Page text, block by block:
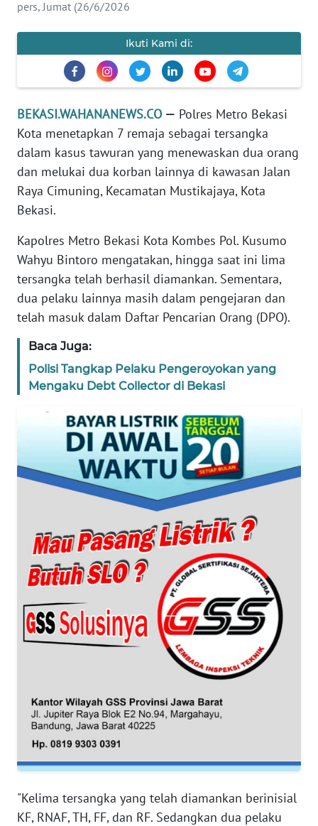
pers, Jumat (26/6/2026
Ikuti Kami di:
BEKASI.WAHANANEWS.CO — Polres Metro Bekasi
Kota menetapkan 7 remaja sebagai tersangka
dalam kasus tawuran yang menewaskan dua orang
dan melukai dua korban lainnya di kawasan Jalan
Raya Cimuning, Kecamatan Mustikajaya, Kota
Bekasi.
Kapolres Metro Bekasi Kota Kombes Pol. Kusumo
Wahyu Bintoro mengatakan, hingga saat ini lima
tersangka telah berhasil diamankan. Sementara,
dua pelaku lainnya masih dalam pengejaran dan
telah masuk dalam Daftar Pencarian Orang (DPO).
Baca Juga:
Polisi Tangkap Pelaku Pengeroyokan yang
Mengaku Debt Collector di Bekasi
"Kelima tersangka yang telah diamankan berinisial
KF, RNAF, TH, FF, dan RF. Sedangkan dua pelaku
INFO
TENTANG
PEDOMAN
MEDIA
SIBER
REDAKSI
KARIR
DISCLAIMER
Wahana
News
Regional
SUMUT
JABAR
WN
NTT
WN
KEPRI
WN
PAPUA
BARAT
WN
RIAU